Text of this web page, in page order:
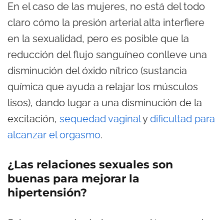
En el caso de las mujeres, no está del todo
claro cómo la presión arterial alta interfiere
en la sexualidad, pero es posible que la
reducción del flujo sanguíneo conlleve una
disminución del óxido nítrico (sustancia
química que ayuda a relajar los músculos
lisos), dando lugar a una disminución de la
excitación, sequedad vaginalydificultad para
alcanzar el orgasmo.
¿Las relaciones sexuales son
buenas para mejorar la
hipertensión?